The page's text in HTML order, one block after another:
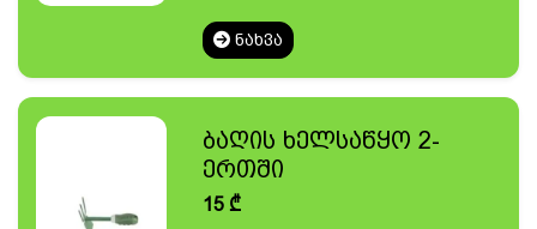
ᲜᲐᲮᲕᲐ
ბაღის ხელსაწყო 2-
ერთში
15₾